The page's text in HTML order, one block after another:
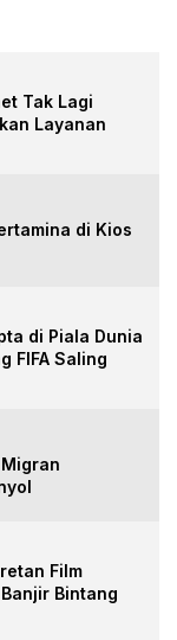
Tak Lagi
Layanan
di Kios
di Piala Dunia
FIFA Saling
Film
Bintang